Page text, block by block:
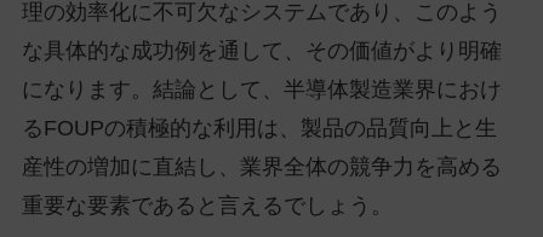
理の効率化に不可欠なシステムであり、このよう
な具体的な成功例を通して、その価値がより明確
になります。結論として、半導体製造業界におけ
るFOUPの積極的な利用は、製品の品質向上と生
産性の増加に直結し、業界全体の競争力を高める
重要な要素であると言えるでしょう。